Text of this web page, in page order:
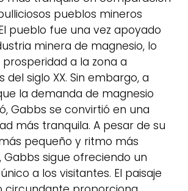
pueblos mineros
pueblo fue una vez apoyado
minera de magnesio, lo
a la zona a
del siglo XX. Sin embargo, a
la demanda de magnesio
Gabbs se convirtió en una
más tranquila. A pesar de su
pequeño y ritmo más
Gabbs sigue ofreciendo un
a los visitantes. El paisaje